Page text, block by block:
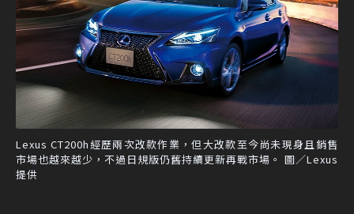
Lexus CT200h經歷兩次改款作業，但大改款至今尚未現身且銷售
市場也越來越少，不過日規版仍舊持續更新再戰市場。 圖／Lexus
提供